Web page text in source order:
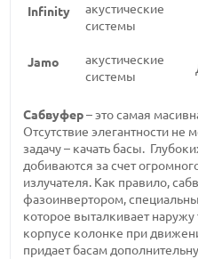
Infinity
акустические
системы
Jamo
акустические
системы
Сабвуфер– это самая
Отсутствие элегантности
задачу – качать басы.
добиваются за счет
излучателя. Как правило,
фазоинвертором,
которое выталкивает наружу
корпусе колонке при
придает басам